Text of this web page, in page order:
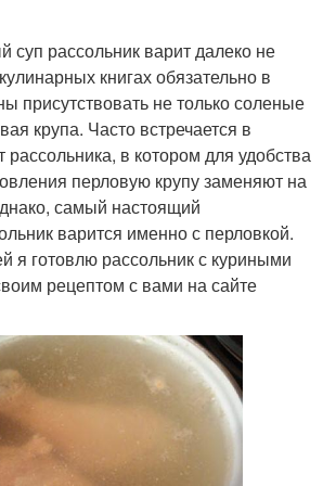
суп рассольник варит далеко не
книгах обязательно в
присутствовать не только соленые
крупа. Часто встречается в
рассольника, в котором для удобства
перловую крупу заменяют на
самый настоящий
варится именно с перловкой.
я готовлю рассольник с куриными
рецептом с вами на сайте